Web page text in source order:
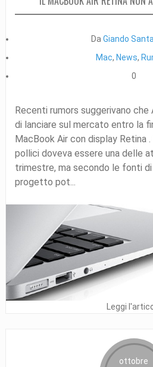
DaGiando
Mac, News,
0
Recenti rumors suggerivano
di lanciare sul mercato entro la
MacBook Air con display Retina
pollici doveva essere una delle
trimestre, ma secondo le fonti
progetto pot...
Leggi
ottobre